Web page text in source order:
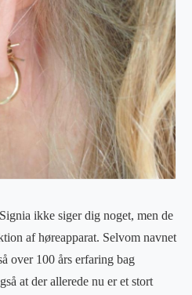
ikke siger dig noget, men de
af høreapparat. Selvom navnet
over 100 års erfaring bag
at der allerede nu er et stort